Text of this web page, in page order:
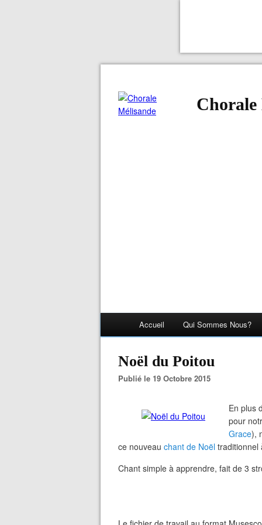
Chorale
Accueil Qui Sommes Nous?
Noël du Poitou
Publié le 19 Octobre 2015
En plus
pour
Grace),
ce nouveau chant de Noël traditionnel
Chant simple à apprendre, fait de 3